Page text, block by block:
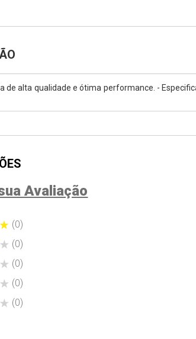
de alta qualidade e ótima performance. -
Avaliação
(0)
(0)
(0)
(0)
(0)